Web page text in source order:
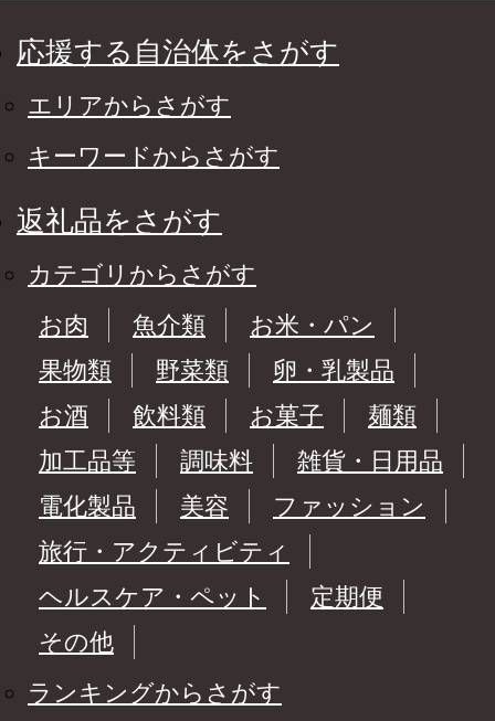
応援する自治体をさがす
エリアからさがす
キーワードからさがす
返礼品をさがす
カテゴリからさがす
お肉
魚介類
お米・パン
果物類
野菜類
卵・乳製品
お酒
飲料類 お菓子
麺類
加工品等
調味料
雑貨・日用品
電化製品
美容
ファッション
旅行・アクティビティ
ヘルスケア・ペット
定期便
その他
ランキングからさがす